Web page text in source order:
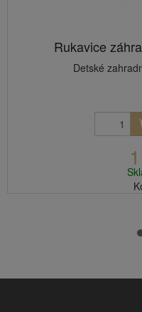
Rukavice
Detské